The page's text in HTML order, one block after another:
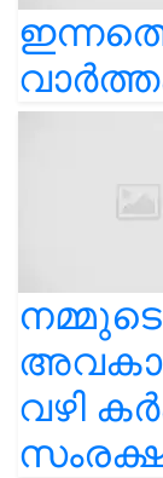
വഴി